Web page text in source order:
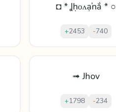
◘ * Ʝḥοʌạŉắ * ○
+2453 -740
➟ Jhov
+1798 -234